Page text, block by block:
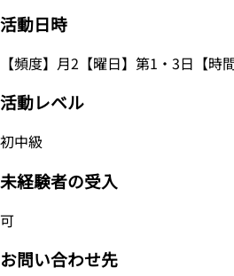
活動日時
【頻度】月2【曜日】第1・3日【時
活動レベル
初中級
未経験者の受入
可
お問い合わせ先